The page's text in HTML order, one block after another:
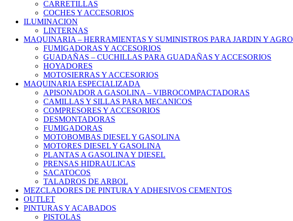
CARRETILLAS
COCHES Y ACCESORIOS
ILUMINACION
LINTERNAS
MAQUINARIA – HERRAMIENTAS Y SUMINISTROS PARA JARDIN Y AGRO
FUMIGADORAS Y ACCESORIOS
GUADAÑAS – CUCHILLAS PARA GUADAÑAS Y ACCESORIOS
HOYADORES
MOTOSIERRAS Y ACCESORIOS
MAQUINARIA ESPECIALIZADA
APISONADOR A GASOLINA – VIBROCOMPACTADORAS
CAMILLAS Y SILLAS PARA MECANICOS
COMPRESORES Y ACCESORIOS
DESMONTADORAS
FUMIGADORAS
MOTOBOMBAS DIESEL Y GASOLINA
MOTORES DIESEL Y GASOLINA
PLANTAS A GASOLINA Y DIESEL
PRENSAS HIDRAULICAS
SACATOCOS
TALADROS DE ARBOL
MEZCLADORES DE PINTURA Y ADHESIVOS CEMENTOS
OUTLET
PINTURAS Y ACABADOS
PISTOLAS